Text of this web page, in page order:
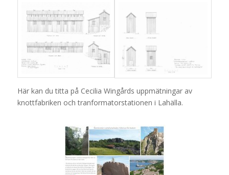
Här kan du titta på Cecilia Wingårds uppmätningar av
knottfabriken och tranformatorstationen i Lahälla.